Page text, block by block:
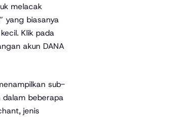
melacak
yang biasanya
Klik pada
akun DANA
sub-
dalam beberapa
jenis